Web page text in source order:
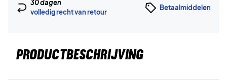
30 dagen
volledig recht van retour
Betaalmiddelen
PRODUCTBESCHRIJVING